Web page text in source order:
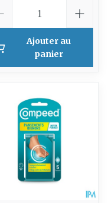
Ajouter au
panier